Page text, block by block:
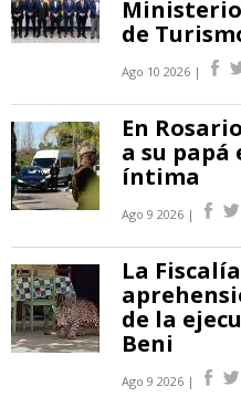
de
Ago 10 2026 |
En
a su papá
íntima
Ago 9 2026 |
La
de la
Beni
Ago 9 2026 |